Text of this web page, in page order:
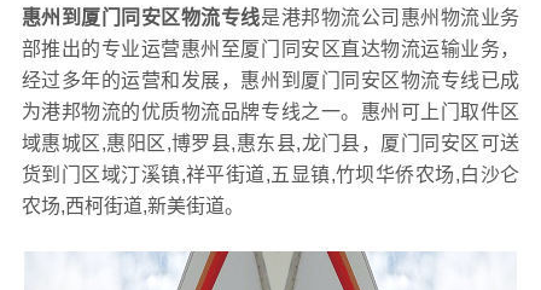
惠州到厦门同安区物流专线是港邦物流公司惠州物流业务
部推出的专业运营惠州至厦门同安区直达物流运输业务，
经过多年的运营和发展，惠州到厦门同安区物流专线已成
为港邦物流的优质物流品牌专线之一。惠州可上门取件区
域惠城区,惠阳区,博罗县,惠东县,龙门县，厦门同安区可送
货到门区域汀溪镇,祥平街道,五显镇,竹坝华侨农场,白沙仑
农场,西柯街道,新美街道。